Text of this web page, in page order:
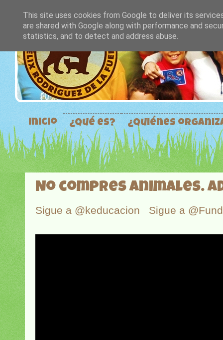
Inicio ¿Qué es? ¿Quiénes
No compres animales.
Sigue a @keducacion Sigue a
This site uses cookies from Google to deliver its
are shared with Google along with performance and
statistics, and to detect and address abuse.